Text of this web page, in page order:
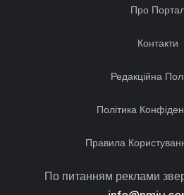
Про
Контакти
Редакційна
Політика
Правила
По питанням реклами